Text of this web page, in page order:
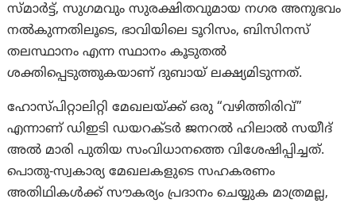
സ്മാർട്ട്, സുഗമവും സുരക്ഷിതവുമായ നഗര അനുഭവം
നൽകുന്നതിലൂടെ, ഭാവിയിലെ ടൂറിസം, ബിസിനസ്
തലസ്ഥാനം എന്ന സ്ഥാനം കൂടുതൽ
ശക്തിപ്പെടുത്തുകയാണ് ദുബായ് ലക്ഷ്യമിടുന്നത്.
ഹോസ്പിറ്റാലിറ്റി മേഖലയ്ക്ക് ഒരു “വഴിത്തിരിവ്”
എന്നാണ് ഡിഇടി ഡയറക്ടർ ജനറൽ ഹിലാൽ സയീദ്
അൽ മാരി പുതിയ സംവിധാനത്തെ വിശേഷിപ്പിച്ചത്.
പൊതു-സ്വകാര്യ മേഖലകളുടെ സഹകരണം
അതിഥികൾക്ക് സൗകര്യം പ്രദാനം ചെയ്യുക മാത്രമല്ല,